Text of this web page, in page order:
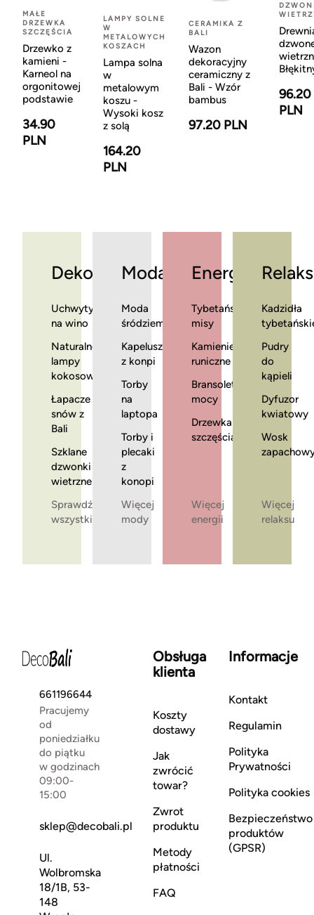
MAŁE
DRZEWKA
SZCZĘŚCIA
Drzewko z
kamieni -
Karneol na
orgonitowej
podstawie
34.90
PLN
LAMPY SOLNE
W
METALOWYCH
KOSZACH
Lampa solna
w
metalowym
koszu -
Wysoki kosz
z solą
164.20
PLN
CERAMIKA Z
BALI
Wazon
dekoracyjny
ceramiczny z
Bali - Wzór
bambus
97.20 PLN
96.20
PLN
Dekoracje
Uchwyty
na wino
Naturalne
lampy
kokosowe
Łapacze
snów z
Bali
Szklane
dzwonki
wietrzne
Sprawdź
wszystkie
Moda
Moda
śródziemnomorska
Kapelusze
z konpi
Torby
na
laptopa
Torby i
plecaki
z
konopi
Więcej
mody
Energia
Tybetańskie
misy
Kamienie
runiczne
Bransoletki
mocy
Drzewka
szczęścia
Więcej
energii
Relaks
Kadzidła
Pudry
do
kąpieli
Dyfuzor
kwiatowy
Wosk
Więcej
relaksu
661196644
Pracujemy
od
poniedziałku
do piątku
w godzinach
09:00-
15:00
sklep@decobali.pl
Ul.
Wolbromska
18/1B, 53-
148
Obsługa
klienta
Koszty
dostawy
Jak
zwrócić
towar?
Zwrot
produktu
Metody
płatności
FAQ
Informacje
Kontakt
Regulamin
Polityka
Prywatności
Polityka cookies
Bezpieczeństwo
produktów
(GPSR)